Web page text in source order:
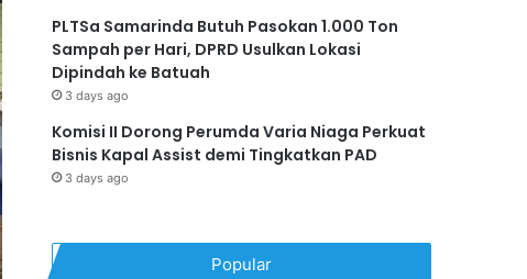
PLTSa Samarinda Butuh Pasokan 1.000 Ton
Sampah per Hari, DPRD Usulkan Lokasi
Dipindah ke Batuah
3 days ago
Komisi II Dorong Perumda Varia Niaga Perkuat
Bisnis Kapal Assist demi Tingkatkan PAD
3 days ago
Popular